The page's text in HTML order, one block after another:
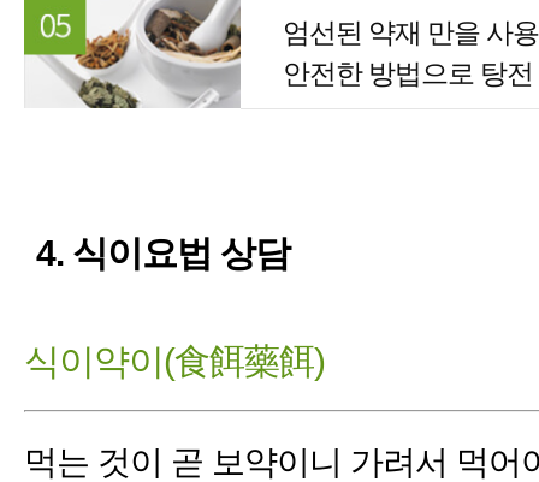
엄선된 약재 만을 사
안전한 방법으로 탕전
4. 식이요법 상담
식이약이(食餌藥餌)
먹는 것이 곧 보약이니 가려서 먹어